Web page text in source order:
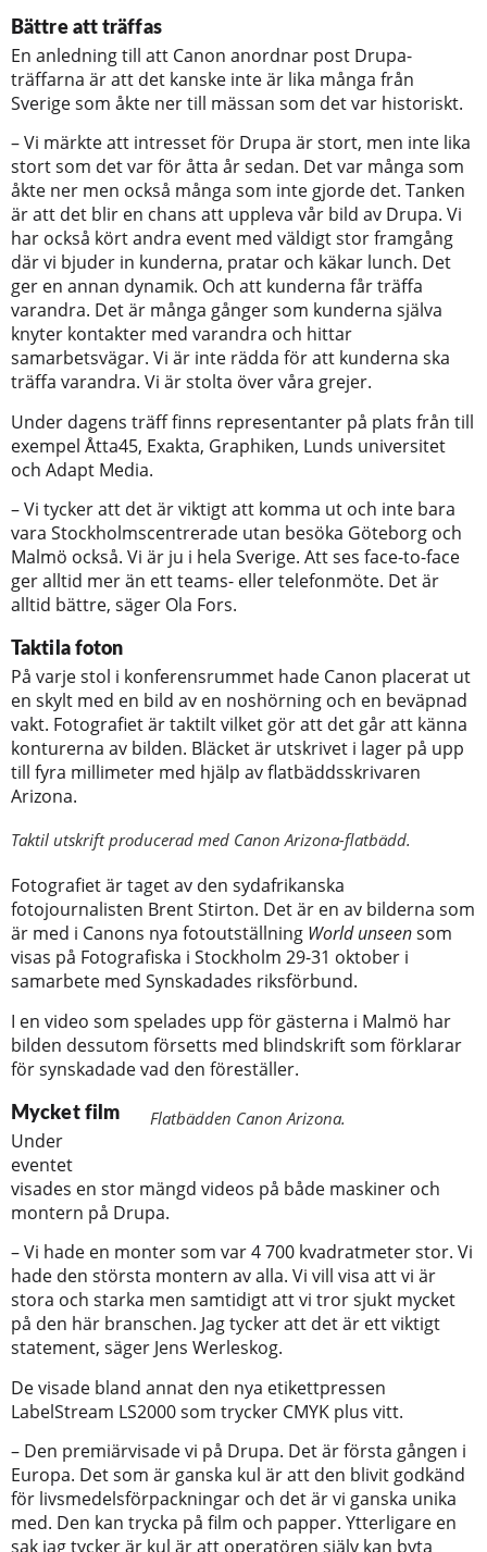
Bättre att träffas
En anledning till att Canon anordnar post Drupa-
träffarna är att det kanske inte är lika många från
Sverige som åkte ner till mässan som det var historiskt.
– Vi märkte att intresset för Drupa är stort, men inte lika
stort som det var för åtta år sedan. Det var många som
åkte ner men också många som inte gjorde det. Tanken
är att det blir en chans att uppleva vår bild av Drupa. Vi
har också kört andra event med väldigt stor framgång
där vi bjuder in kunderna, pratar och käkar lunch. Det
ger en annan dynamik. Och att kunderna får träffa
varandra. Det är många gånger som kunderna själva
knyter kontakter med varandra och hittar
samarbetsvägar. Vi är inte rädda för att kunderna ska
träffa varandra. Vi är stolta över våra grejer.
Under dagens träff finns representanter på plats från till
exempel Åtta45, Exakta, Graphiken, Lunds universitet
och Adapt Media.
– Vi tycker att det är viktigt att komma ut och inte bara
vara Stockholmscentrerade utan besöka Göteborg och
Malmö också. Vi är ju i hela Sverige. Att ses face-to-face
ger alltid mer än ett teams- eller telefonmöte. Det är
alltid bättre, säger Ola Fors.
Taktila foton
På varje stol i konferensrummet hade Canon placerat ut
en skylt med en bild av en noshörning och en beväpnad
vakt. Fotografiet är taktilt vilket gör att det går att känna
konturerna av bilden. Bläcket är utskrivet i lager på upp
till fyra millimeter med hjälp av flatbäddsskrivaren
Arizona.
Taktil utskrift producerad med Canon Arizona-flatbädd.
Fotografiet är taget av den sydafrikanska
fotojournalisten Brent Stirton. Det är en av bilderna som
är med i Canons nya fotoutställning World unseensom
visas på Fotografiska i Stockholm 29-31 oktober i
samarbete med Synskadades riksförbund.
I en video som spelades upp för gästerna i Malmö har
bilden dessutom försetts med blindskrift som förklarar
för synskadade vad den föreställer.
Flatbädden Canon Arizona.
Mycket film
Under
eventet
visades en stor mängd videos på både maskiner och
montern på Drupa.
– Vi hade en monter som var 4 700 kvadratmeter stor. Vi
hade den största montern av alla. Vi vill visa att vi är
stora och starka men samtidigt att vi tror sjukt mycket
på den här branschen. Jag tycker att det är ett viktigt
statement, säger Jens Werleskog.
De visade bland annat den nya etikettpressen
LabelStream LS2000 som trycker CMYK plus vitt.
– Den premiärvisade vi på Drupa. Det är första gången i
Europa. Det som är ganska kul är att den blivit godkänd
för livsmedelsförpackningar och det är vi ganska unika
med. Den kan trycka på film och papper. Ytterligare en
sak jag tycker är kul är att operatören själv kan byta